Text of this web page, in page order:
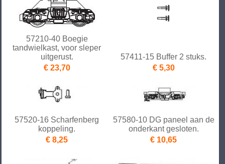
57210-40 Boegie
tandwielkast, voor sleper
uitgerust.
€ 23,70
57411-15 Buffer 2 stuks.
€ 5,30
57520-16 Scharfenberg
koppeling.
€ 8,25
57580-10 DG paneel aan de
onderkant gesloten.
€ 10,65